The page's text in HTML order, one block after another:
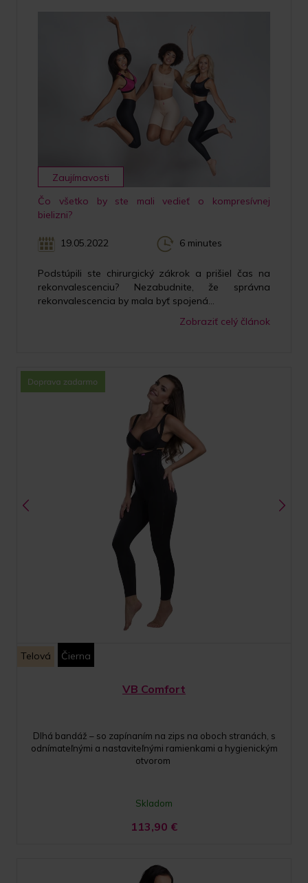
Zaujímavosti
Čo všetko by ste mali vedieť o kompresívnej
bielizni?
19.05.2022 6 minutes
Podstúpili ste chirurgický zákrok a prišiel čas na
rekonvalescenciu? Nezabudnite, že správna
rekonvalescencia by mala byť spojená...
Zobraziť celý článok
Telová Čierna
VB Comfort
Dlhá bandáž – so zapínaním na zips na oboch stranách, s
odnímateľnými a nastaviteľnými ramienkami a hygienickým
otvorom
Skladom
113,90 €